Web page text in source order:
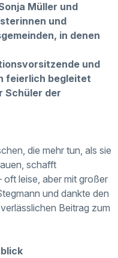
Müller und
und
in denen
und
feierlich begleitet
Schüler der
die mehr tun, als sie
schafft
oft leise, aber mit großer
und dankte den
Beitrag zum